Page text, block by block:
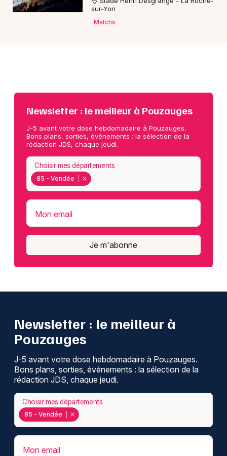
sur-Yon
Matchs
Newsletter : le meilleur à Pouzauges
J-5 avant votre dose hebdomadaire à Pouzauges.
Bons plans, sorties, événements : la sélection de la
rédaction JDS, chaque jeudi.
85 - Vendée
Choisir mes départements
Mon email
Je m'abonne
Newsletter : le meilleur à
Pouzauges
J-5 avant votre dose hebdomadaire à Pouzauges.
Bons plans, sorties, événements : la sélection de la
rédaction JDS, chaque jeudi.
85 - Vendée
Choisir mes départements
Mon email